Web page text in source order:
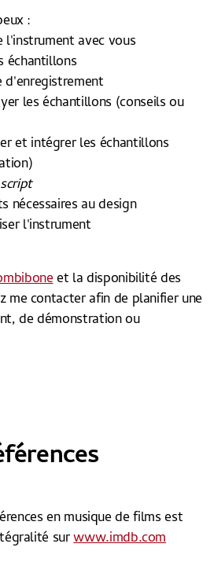
:
l'instrument avec vous
échantillons
d'enregistrement
les échantillons (conseils ou
et intégrer les échantillons
nécessaires au design
l'instrument
et la disponibilité des
me contacter afin de planifier une
de démonstration ou
en musique de films est
surwww.imdb.com